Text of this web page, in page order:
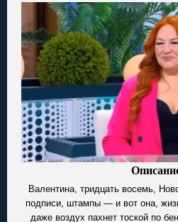
Валентина, тридцать восемь,
подписи, штампы — и вот она,
даже воздух пахнет тоской по